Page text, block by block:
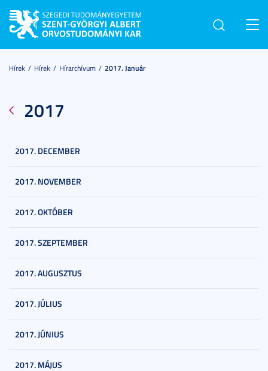
Hírek Hírek Hírarchívum 2017. Január
2017
2017. DECEMBER
2017. NOVEMBER
2017. OKTÓBER
2017. SZEPTEMBER
2017. AUGUSZTUS
2017. JÚLIUS
2017. JÚNIUS
2017. MÁJUS